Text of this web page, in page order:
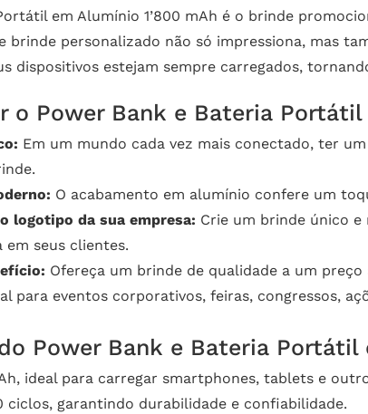
em Alumínio 1’800 mAh é o brinde
brinde personalizado não só impressiona, mas
dispositivos estejam sempre carregados,
o Power Bank e Bateria
Em um mundo cada vez mais conectado, ter
O acabamento em alumínio confere um
logotipo da sua empresa: Crie um brinde único
em seus clientes.
Ofereça um brinde de qualidade a um
para eventos corporativos, feiras, congressos,
Power Bank e Bateria Portátil
ideal para carregar smartphones, tablets e
ciclos, garantindo durabilidade e confiabilidade.